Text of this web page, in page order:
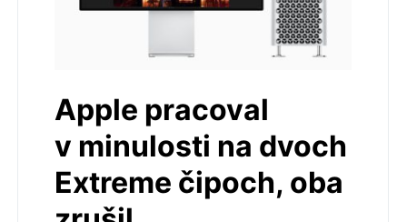
Apple pracoval
v minulosti na dvoch
Extreme čipoch, oba